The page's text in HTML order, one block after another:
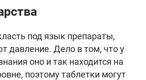
под язык препараты,
давление. Дело в том, что у
оно и так находится на
поэтому таблетки могут